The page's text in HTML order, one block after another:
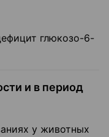
глюкозо-6-
и в период
у животных